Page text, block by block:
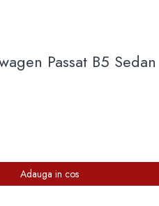
Passat B5
Adauga in cos